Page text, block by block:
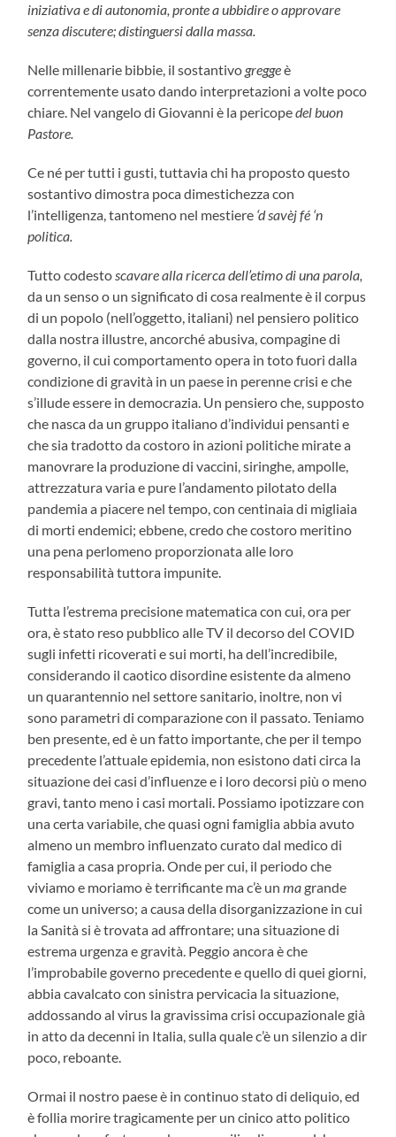
iniziativa e di autonomia, pronte a ubbidire o approvare
senza discutere; distinguersi dalla massa.
Nelle millenarie bibbie, il sostantivo greggeè
correntemente usato dando interpretazioni a volte poco
chiare. Nel vangelo di Giovanni è la pericopedel buon
Pastore.
Ce né per tutti i gusti, tuttavia chi ha proposto questo
sostantivo dimostra poca dimestichezza con
l’intelligenza, tantomeno nel mestiere ‘dsavèj fé ‘n
politica.
Tutto codestoscavare allaricerca dell’etimo di una parola,
da un senso o un significato di cosa realmente è il corpus
di un popolo (nell’oggetto, italiani) nel pensiero politico
dalla nostra illustre, ancorché abusiva, compagine di
governo, il cui comportamento opera in toto fuori dalla
condizione di gravità in un paese in perenne crisi e che
s’illude essere in democrazia. Un pensiero che, supposto
che nasca da un gruppo italiano d’individui pensanti e
che sia tradotto da costoro in azioni politiche mirate a
manovrare la produzione di vaccini, siringhe, ampolle,
attrezzatura varia e pure l’andamento pilotato della
pandemia a piacere nel tempo, con centinaia di migliaia
di morti endemici; ebbene, credo che costoro meritino
una pena perlomeno proporzionata alle loro
responsabilità tuttora impunite.
Tutta l’estrema precisione matematica con cui, ora per
ora, è stato reso pubblico alle TV il decorso del COVID
sugli infetti ricoverati e sui morti, ha dell’incredibile,
considerando il caotico disordine esistente da almeno
un quarantennio nel settore sanitario, inoltre, non vi
sono parametri di comparazione con il passato. Teniamo
ben presente, ed è un fatto importante, che per il tempo
precedente l’attuale epidemia, non esistono dati circa la
situazione dei casi d’influenze e i loro decorsi più o meno
gravi, tanto meno i casi mortali. Possiamo ipotizzare con
una certa variabile, che quasi ogni famiglia abbia avuto
almeno un membro influenzato curato dal medico di
famiglia a casa propria. Onde per cui, il periodo che
viviamo e moriamo è terrificante ma c’è unmagrande
come un universo; a causa della disorganizzazione in cui
la Sanità si è trovata ad affrontare; una situazione di
estrema urgenza e gravità. Peggio ancora è che
l’improbabile governo precedente e quello di quei giorni,
abbia cavalcato con sinistra pervicacia la situazione,
addossando al virus la gravissima crisi occupazionale già
in atto da decenni in Italia, sulla quale c’è un silenzio a dir
poco, reboante.
Ormai il nostro paese è in continuo stato di deliquio, ed
è follia morire tragicamente per un cinico atto politico